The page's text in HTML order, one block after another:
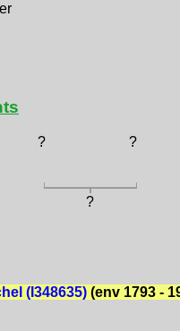
? ?
?
(I348635)(env 1793 -